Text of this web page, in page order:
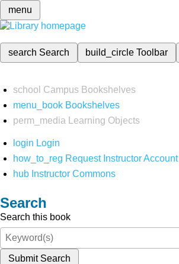
menu
search Search build_circleToolbar
school Campus Bookshelves
menu_book Bookshelves
perm_media
Learning Objects
login Login
how_to_reg Request Instructor Account
hub Instructor Commons
Search
Search this book
Submit Search